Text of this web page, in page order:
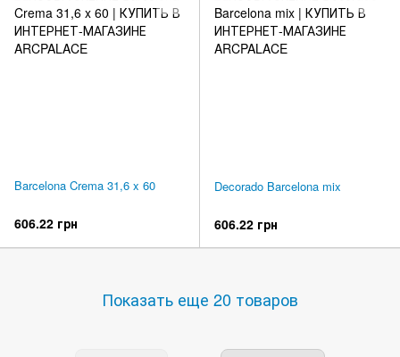
Barcelona Crema 31,6 x 60
606.22 грн
Decorado Barcelona mix
606.22 грн
Показать еще 20 товаров